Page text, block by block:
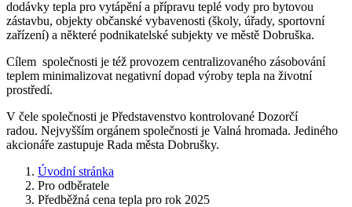
dodávky tepla pro vytápění a přípravu teplé vody pro bytovou
zástavbu, objekty občanské vybavenosti (školy, úřady, sportovní
zařízení) a některé podnikatelské subjekty ve městě Dobruška.
Cílem společnosti je též provozem centralizovaného zásobování
teplem minimalizovat negativní dopad výroby tepla na životní
prostředí.
V čele společnosti je Představenstvo kontrolované Dozorčí
radou. Nejvyšším orgánem společnosti je Valná hromada. Jediného
akcionáře zastupuje Rada města Dobrušky.
Úvodní stránka
Pro odběratele
Předběžná cena tepla pro rok 2025